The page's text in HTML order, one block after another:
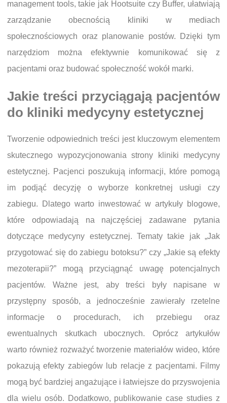
management tools, takie jak Hootsuite czy Buffer, ułatwiają
zarządzanie obecnością kliniki w mediach
społecznościowych oraz planowanie postów. Dzięki tym
narzędziom można efektywnie komunikować się z
pacjentami oraz budować społeczność wokół marki.
Jakie treści przyciągają pacjentów
do kliniki medycyny estetycznej
Tworzenie odpowiednich treści jest kluczowym elementem
skutecznego wypozycjonowania strony kliniki medycyny
estetycznej. Pacjenci poszukują informacji, które pomogą
im podjąć decyzję o wyborze konkretnej usługi czy
zabiegu. Dlatego warto inwestować w artykuły blogowe,
które odpowiadają na najczęściej zadawane pytania
dotyczące medycyny estetycznej. Tematy takie jak „Jak
przygotować się do zabiegu botoksu?” czy „Jakie są efekty
mezoterapii?” mogą przyciągnąć uwagę potencjalnych
pacjentów. Ważne jest, aby treści były napisane w
przystępny sposób, a jednocześnie zawierały rzetelne
informacje o procedurach, ich przebiegu oraz
ewentualnych skutkach ubocznych. Oprócz artykułów
warto również rozważyć tworzenie materiałów wideo, które
pokazują efekty zabiegów lub relacje z pacjentami. Filmy
mogą być bardziej angażujące i łatwiejsze do przyswojenia
dla wielu osób. Dodatkowo, publikowanie case studies z